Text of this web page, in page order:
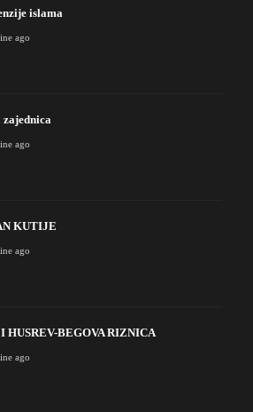
islama
ago
zajednica
ago
KUTIJE
ago
HUSREV-BEGOVA RIZNICA
ago